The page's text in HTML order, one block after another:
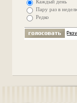
Каждый день
Пару раз в
Редко